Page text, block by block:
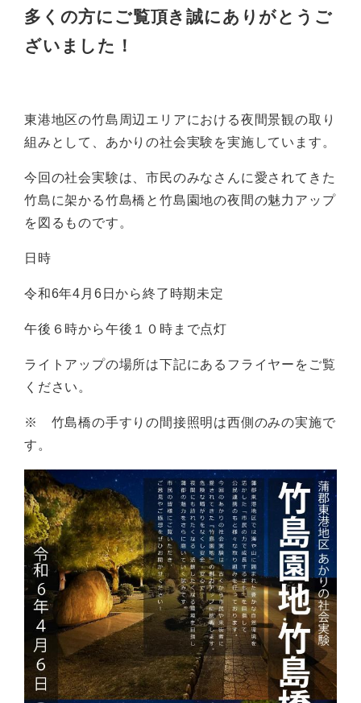
多くの方にご覧頂き誠にありがとうご
ざいました！
東港地区の竹島周辺エリアにおける夜間景観の取り
組みとして、あかりの社会実験を実施しています。
今回の社会実験は、市民のみなさんに愛されてきた
竹島に架かる竹島橋と竹島園地の夜間の魅力アップ
を図るものです。
日時
令和6年4月6日から終了時期未定
午後６時から午後１０時まで点灯
ライトアップの場所は下記にあるフライヤーをご覧
ください。
※ 竹島橋の手すりの間接照明は西側のみの実施で
す。